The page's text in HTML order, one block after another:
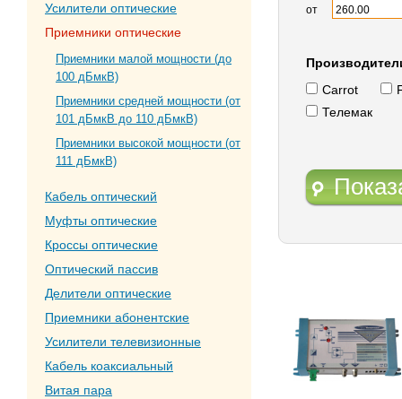
Усилители оптические
Приемники оптические
Приемники малой мощности (до
100 дБмкВ)
Приемники средней мощности (от
101 дБмкВ до 110 дБмкВ)
Приемники высокой мощности (от
111 дБмкВ)
Кабель оптический
Муфты оптические
Кроссы оптические
Оптический пассив
Делители оптические
Приемники абонентские
Усилители телевизионные
Кабель коаксиальный
Витая пара
от
Carrot
Телемак